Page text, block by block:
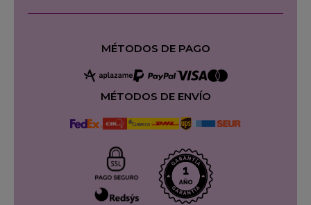
MÉTODOS DE PAGO
MÉTODOS DE ENVÍO